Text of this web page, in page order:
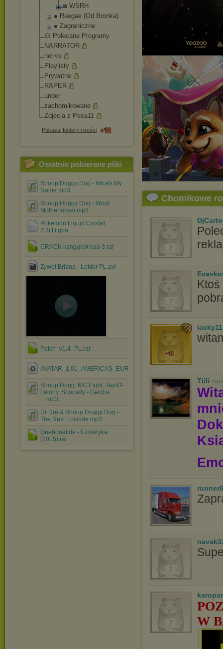
◙ WSRH
● Reegae (Od Bronka)
● Zagraniczne
۞ Polecane Programy
NARRATOR
nerive
Playlisty
Prywatne
RAPER
under
zachomikowane
Zdjecia z Pesa11
Pokazuj foldery i treści
Ostatnio pobierane pliki
Snoop Doggy Dog - Whats My
Name.mp3
Snoop Doggy Dog - Woof
Motherfucker.mp3
Pokemon Liquid Crystal
3.3(1).gba
CRACK kangurek kao 3.rar
Żywot Briana - Lektor PL.avi
Patch_v1.4_PL.rar
AVATAR_1.01_AMERICAS_EUROPE.EXE
Snoop Dogg, MC Eight, Jay-O-
Felony, Soopafly - Getcha
....mp3
Dr Dre & Snoop Doggy Dog -
The Next Episode.mp3
Quebonafide - Ezoteryka
(2015).rar
Chomikowe
lacky11
Tiili
W